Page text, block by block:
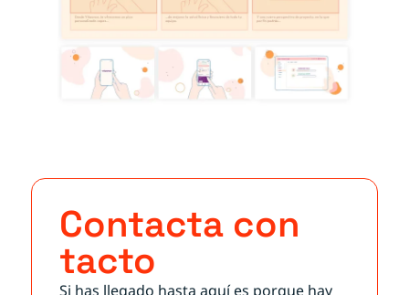
Contacta con
tacto
Si has llegado hasta aquí es porque hay